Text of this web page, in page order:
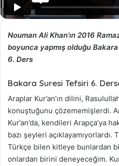
Nouman Ali Khan’ın 2016
boyunca yapmış olduğu
6. Ders
Bakara Suresi Tefsiri 6.
Araplar Kur’an’ın dilini,
konuştuğunu çözememişlerdi.
Kur’an’da, kendileri Arapça’ya
bazı şeyleri açıklayamıyorlardı.
Türkçe bilen kitleye bunlardan
onlardan birini deneyeceğim.